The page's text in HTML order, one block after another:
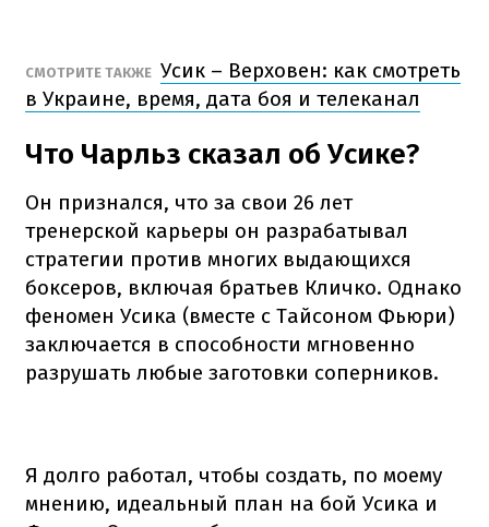
СМОТРИТЕ ТАКЖЕ Усик – Верховен: как смотреть
в Украине, время, дата боя и телеканал
Что Чарльз сказал об Усике?
Он признался, что за свои 26 лет
тренерской карьеры он разрабатывал
стратегии против многих выдающихся
боксеров, включая братьев Кличко. Однако
феномен Усика (вместе с Тайсоном Фьюри)
заключается в способности мгновенно
разрушать любые заготовки соперников.
Я долго работал, чтобы создать, по моему
мнению, идеальный план на бой Усика и